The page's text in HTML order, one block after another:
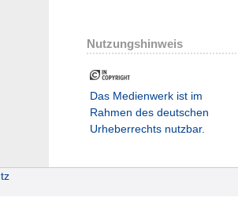
Nutzungshinweis
Das Medienwerk ist im
Rahmen des deutschen
Urheberrechts nutzbar.